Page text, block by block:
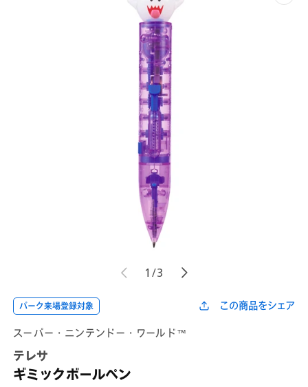
ル
で
デ
ア
(1)
を
1 /の
3
パーク来場登録対象 この商品をシェア
スーパー・ニンテンドー・ワールド™
テレサ
ギミックボールペン